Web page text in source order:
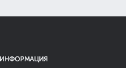
ИНФОРМАЦИЯ